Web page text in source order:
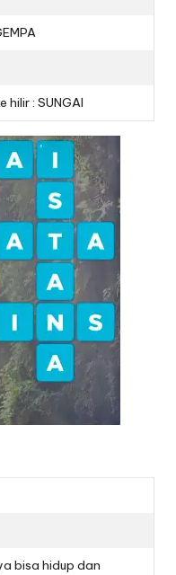
hilir : SUNGAI
bisa hidup dan